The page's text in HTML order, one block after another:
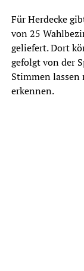
Für Herdecke
von 25
geliefert. Dort
gefolgt von der
Stimmen lassen
erkennen.